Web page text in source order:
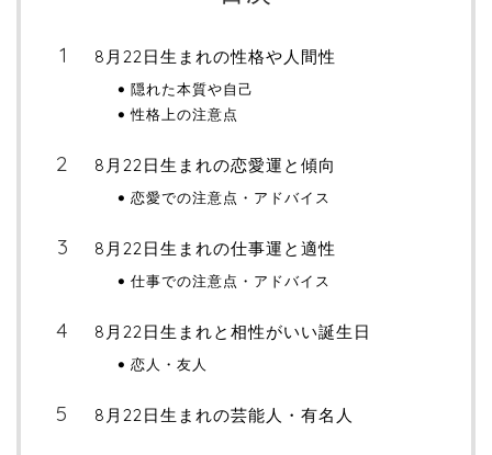
8月22日生まれの性格や人間性
隠れた本質や自己
性格上の注意点
8月22日生まれの恋愛運と傾向
恋愛での注意点・アドバイス
8月22日生まれの仕事運と適性
仕事での注意点・アドバイス
8月22日生まれと相性がいい誕生日
恋人・友人
8月22日生まれの芸能人・有名人